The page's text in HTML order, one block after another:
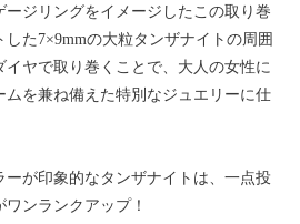
ジリングをイメージしたこの取り巻
た7×9mmの大粒タンザナイトの周囲
イヤで取り巻くことで、大人の女性に
を兼ね備えた特別なジュエリーに仕
ーが印象的なタンザナイトは、一点投
ンランクアップ！